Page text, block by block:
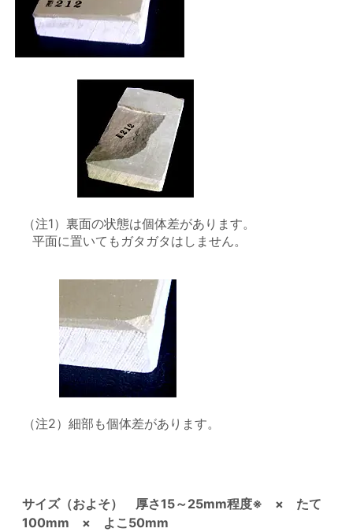
（注1）裏面の状態は個体差があります。
平面に置いてもガタガタはしません。
（注2）細部も個体差があります。
サイズ（およそ） 厚さ15～25mm程度※ × たて
100mm × よこ50mm